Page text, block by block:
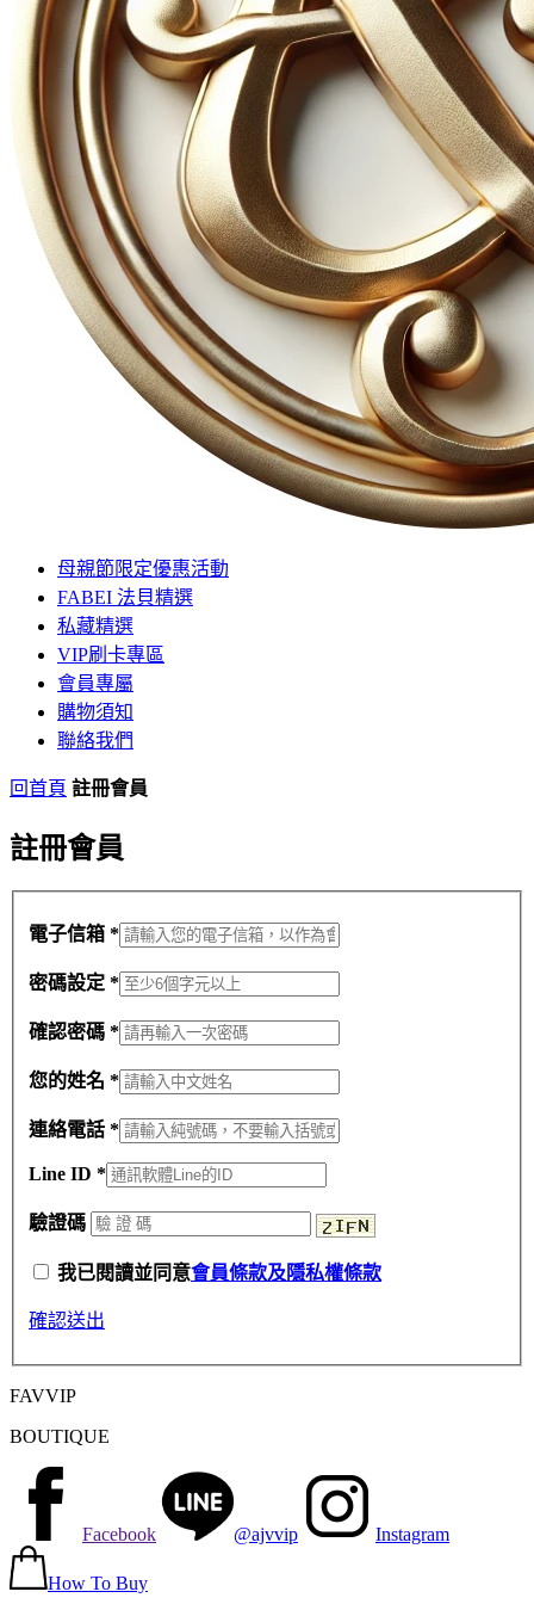
母親節限定優惠活動
FABEI 法貝精選
私藏精選
VIP刷卡專區
會員專屬
購物須知
聯絡我們
回首頁 註冊會員
註冊會員
電子信箱 *
密碼設定 *
確認密碼 *
您的姓名 *
連絡電話 *
Line ID *
驗證碼
我已閱讀並同意會員條款及隱私權條款
確認送出
FAVVIP
BOUTIQUE
Facebook @ajvvip Instagram
How To Buy